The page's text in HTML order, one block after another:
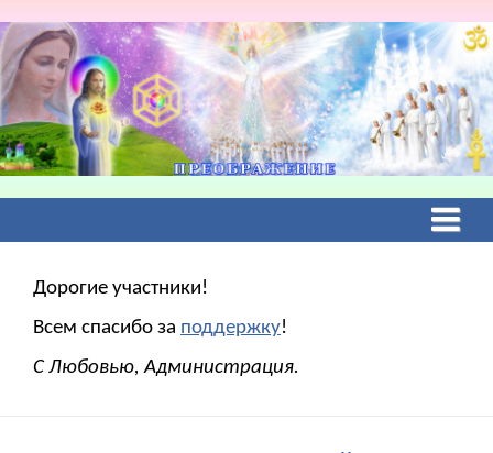
Дорогие участники!
Всем спасибо за поддержку!
С Любовью, Администрация.